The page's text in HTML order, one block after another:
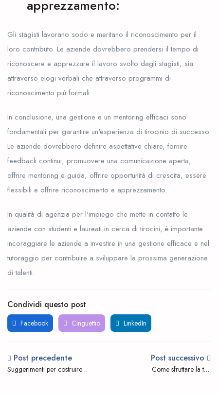
apprezzamento:
Gli stagisti lavorano sodo e meritano il riconoscimento per il
loro contributo. Le aziende dovrebbero prendersi il tempo di
riconoscere e apprezzare il lavoro svolto dagli stagisti, sia
attraverso elogi verbali che attraverso programmi di
riconoscimento più formali.
In conclusione, una gestione e un mentoring efficaci sono
fondamentali per garantire un'esperienza di tirocinio di successo.
Le aziende dovrebbero definire aspettative chiare, fornire
feedback continui, promuovere una comunicazione aperta,
offrire mentoring e guida, offrire opportunità di crescita, essere
flessibili e offrire riconoscimento e apprezzamento.
In qualità di agenzia per l'impiego che mette in contatto le
aziende con studenti e laureati in cerca di tirocini, è importante
incoraggiare le aziende a investire in una gestione efficace e nel
tutoraggio per contribuire a sviluppare la prossima generazione
di talenti.
Condividi questo post
Facebook Cinguettio LinkedIn
Post precedente
Suggerimenti per costruire il
Post successivo
Come sfruttare la tua